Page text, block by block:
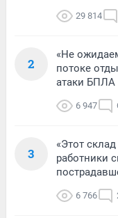
29 814
2
«Не
потоке
атаки БПЛА
6 947
3
«Этот
работники
6 766